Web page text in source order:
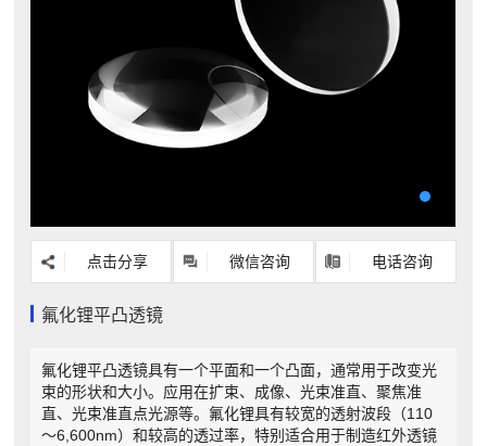
点击分享 微信咨询 电话咨询
氟化锂平凸透镜
氟化锂平凸透镜具有一个平面和一个凸面，通常用于改变光
束的形状和大小。应用在扩束、成像、光束准直、聚焦准
直、光束准直点光源等。氟化锂具有较宽的透射波段（110
～6,600nm）和较高的透过率，特别适合用于制造红外透镜